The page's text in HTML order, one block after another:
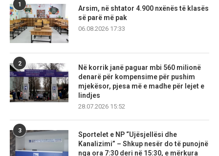
1
Arsim, në shtator 4.900 nxënës të klasës
së parë më pak
06.08.2026 17:33
2
Në korrik janë paguar mbi 560 milionë
denarë për kompensime për pushim
mjekësor, pjesa më e madhe për lejet e
lindjes
28.07.2026 15:52
3
Sportelet e NP “Ujësjellësi dhe
Kanalizimi” – Shkup nesër do të punojnë
nga ora 7:30 deri në 15:30, e mërkura